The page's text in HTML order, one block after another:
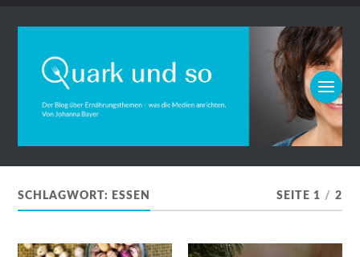
SCHLAGWORT: ESSEN SEITE 1 / 2